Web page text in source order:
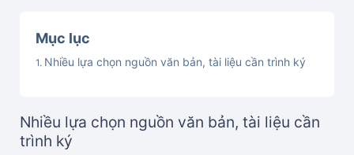
Mục lục
Nhiều lựa chọn nguồn văn bản, tài liệu cần trình ký
Nhiều lựa chọn nguồn văn bản, tài liệu cần
trình ký